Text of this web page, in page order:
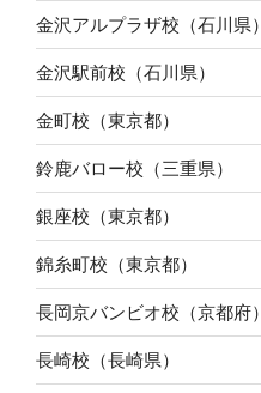
金沢アルプラザ校（石川県）
金沢駅前校（石川県）
金町校（東京都）
鈴鹿バロー校（三重県）
銀座校（東京都）
錦糸町校（東京都）
長岡京バンビオ校（京都府）
長崎校（長崎県）